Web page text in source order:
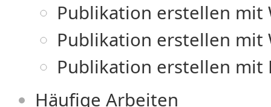
Publikation erstellen mit
Publikation erstellen mit
Publikation erstellen mit
Häufige Arbeiten